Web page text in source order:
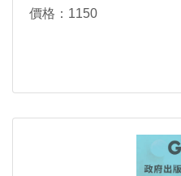
價格：1150